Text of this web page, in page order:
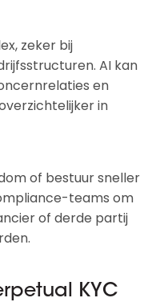
zeker bij
AI kan
en
in
of bestuur sneller
teams om
of derde partij
KYC